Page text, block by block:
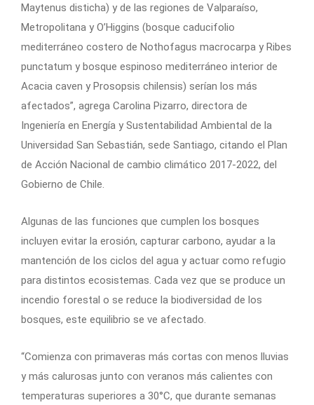
Maytenus disticha) y de las regiones de Valparaíso,
Metropolitana y O’Higgins (bosque caducifolio
mediterráneo costero de Nothofagus macrocarpa y Ribes
punctatum y bosque espinoso mediterráneo interior de
Acacia caven y Prosopsis chilensis) serían los más
afectados”, agrega Carolina Pizarro, directora de
Ingeniería en Energía y Sustentabilidad Ambiental de la
Universidad San Sebastián, sede Santiago, citando el Plan
de Acción Nacional de cambio climático 2017-2022, del
Gobierno de Chile.
Algunas de las funciones que cumplen los bosques
incluyen evitar la erosión, capturar carbono, ayudar a la
mantención de los ciclos del agua y actuar como refugio
para distintos ecosistemas. Cada vez que se produce un
incendio forestal o se reduce la biodiversidad de los
bosques, este equilibrio se ve afectado.
“Comienza con primaveras más cortas con menos lluvias
y más calurosas junto con veranos más calientes con
temperaturas superiores a 30°C, que durante semanas